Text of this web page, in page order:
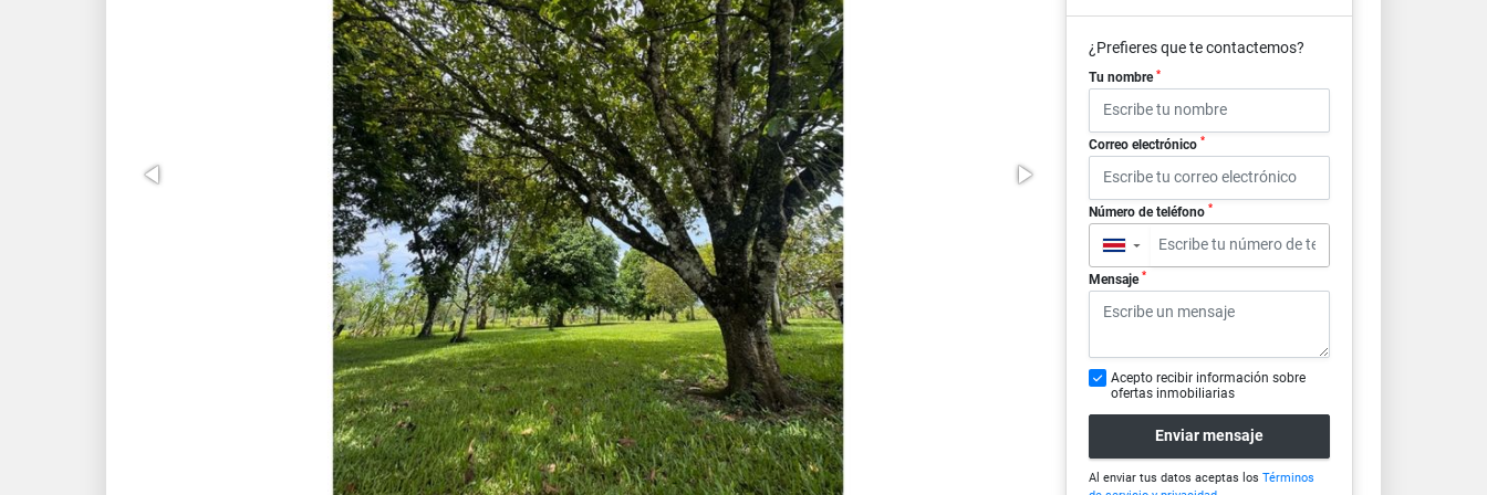
¿Prefieres que te contactemos?
Tu nombre *
Correo electrónico *
Número de teléfono *
▼
Mensaje *
Acepto recibir información sobre
ofertas inmobiliarias
Enviar mensaje
Al enviar tus datos aceptas los Términos